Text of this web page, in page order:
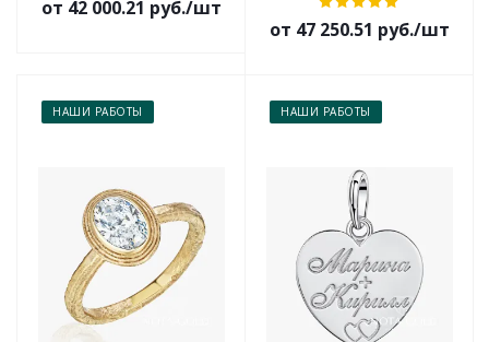
от 42 000.21 руб./шт
от 47 250.51 руб./шт
НАШИ РАБОТЫ НАШИ РАБОТЫ